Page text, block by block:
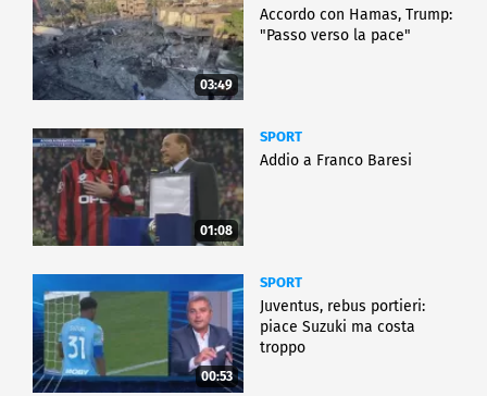
03:49
Accordo con Hamas, Trump:
"Passo verso la pace"
01:08
SPORT
Addio a Franco Baresi
00:53
SPORT
Juventus, rebus portieri:
piace Suzuki ma costa
troppo